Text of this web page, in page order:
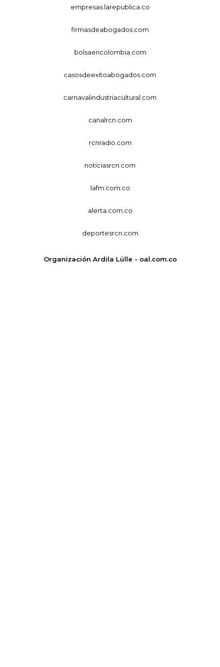
empresas.larepublica.co
firmasdeabogados.com
bolsaencolombia.com
casosdeexitoabogados.com
carnavalindustriacultural.com
canalrcn.com
rcnradio.com
noticiasrcn.com
lafm.com.co
alerta.com.co
deportesrcn.com
Organización Ardila Lülle - oal.com.co